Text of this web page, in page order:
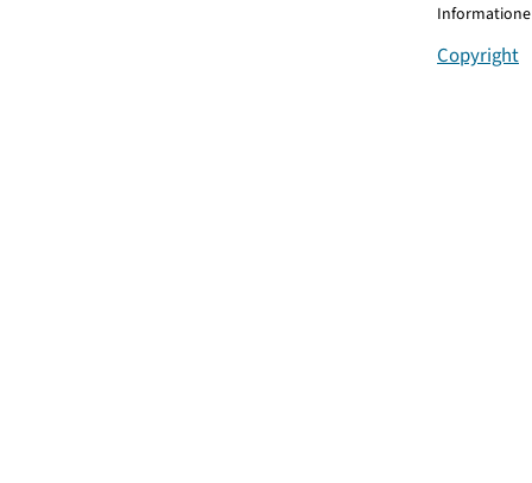
Copyright